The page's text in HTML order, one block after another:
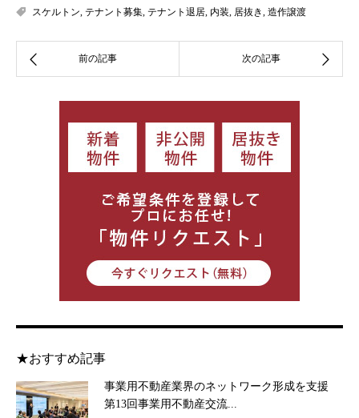
スケルトン, テナント募集, テナント退居, 内装, 居抜き, 造作譲渡
★おすすめ記事
事業用不動産業界のネットワーク形成を支援
第13回事業用不動産交流...